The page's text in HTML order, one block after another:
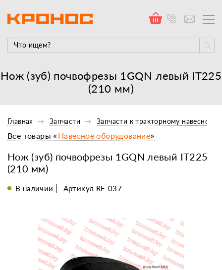
Нож (зуб) почвофрезы 1GQN левый IT225
(210 мм)
Главная Запчасти Запчасти к тракторному
Нож (зуб) почвофрезы 1GQN левый IT225
(210 мм)
Все товары «Навесное оборудование»
В наличии Артикул RF-037